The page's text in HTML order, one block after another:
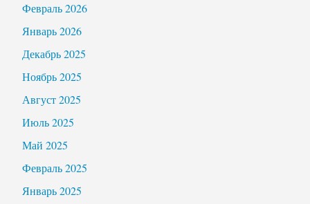
Февраль 2026
Январь 2026
Декабрь 2025
Ноябрь 2025
Август 2025
Июль 2025
Май 2025
Февраль 2025
Январь 2025